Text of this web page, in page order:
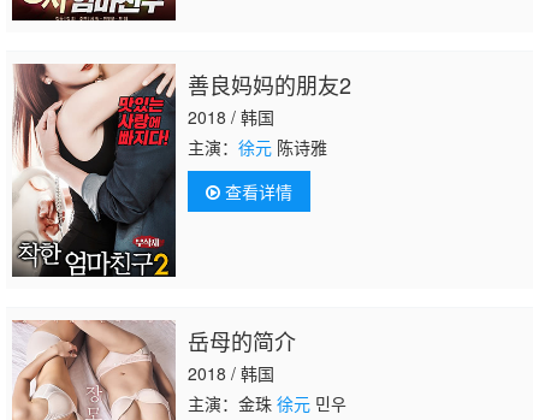
善良妈妈的朋友2
2018 / 韩国
主演： 徐元陈诗雅
查看详情
岳母的简介
2018 / 韩国
主演：金珠 徐元민우